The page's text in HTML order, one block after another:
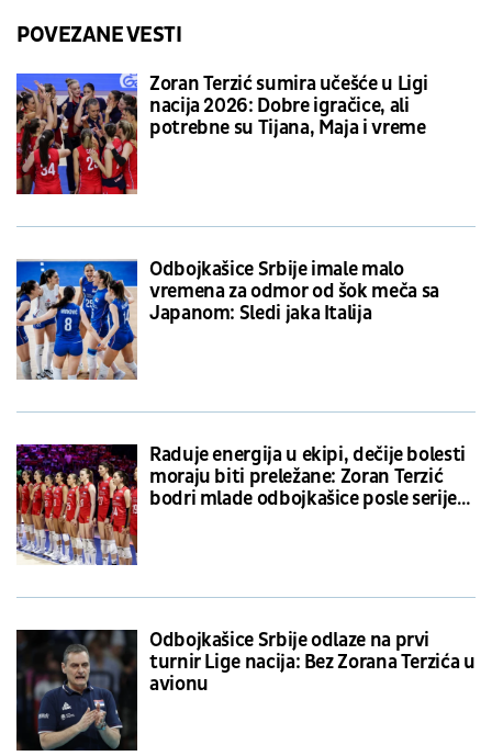
POVEZANE VESTI
Zoran Terzić sumira učešće u Ligi
nacija 2026: Dobre igračice, ali
potrebne su Tijana, Maja i vreme
Odbojkašice Srbije imale malo
vremena za odmor od šok meča sa
Japanom: Sledi jaka Italija
Raduje energija u ekipi, dečije bolesti
moraju biti preležane: Zoran Terzić
bodri mlade odbojkašice posle serije
Odbojkašice Srbije odlaze na prvi
turnir Lige nacija: Bez Zorana Terzića u
avionu